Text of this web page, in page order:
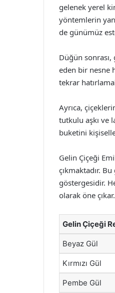
gelenek yerel
yöntemlerin
de günümüz
Düğün sonrası,
eden bir nesne
tekrar
Ayrıca,
tutkulu aşkı ve
buketini
Gelin Çiçeği
çıkmaktadır.
göstergesidir.
olarak öne çıkar.
Gelin Çiçeği
Beyaz Gül
Kırmızı Gül
Pembe Gül